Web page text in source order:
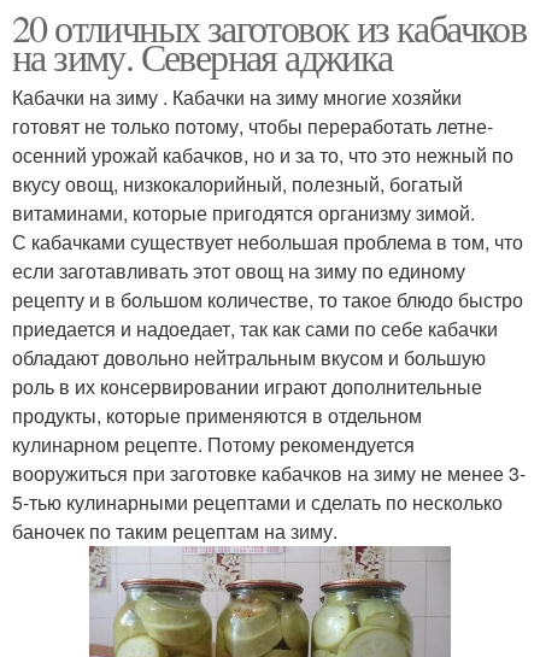
20 отличных заготовок из кабачков
на зиму. Северная аджика
Кабачки на зиму . Кабачки на зиму многие хозяйки
готовят не только потому, чтобы переработать летне-
осенний урожай кабачков, но и за то, что это нежный по
вкусу овощ, низкокалорийный, полезный, богатый
витаминами, которые пригодятся организму зимой.
С кабачками существует небольшая проблема в том, что
если заготавливать этот овощ на зиму по единому
рецепту и в большом количестве, то такое блюдо быстро
приедается и надоедает, так как сами по себе кабачки
обладают довольно нейтральным вкусом и большую
роль в их консервировании играют дополнительные
продукты, которые применяются в отдельном
кулинарном рецепте. Потому рекомендуется
вооружиться при заготовке кабачков на зиму не менее 3-
5-тью кулинарными рецептами и сделать по несколько
баночек по таким рецептам на зиму.